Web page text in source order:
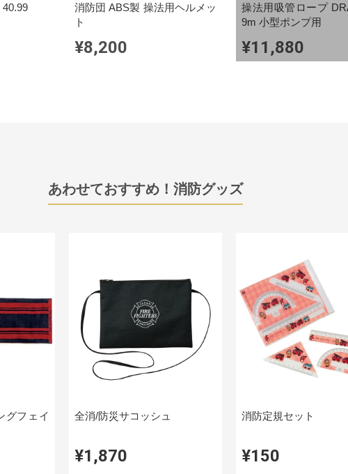
消防団 ABS製 操法用ヘルメッ
ト
¥8,200
操法用吸管ロープ
9m 小型ポンプ用
¥11,880
あわせておすすめ！消防グッズ
グフェイ
全消/防災サコッシュ
¥1,870
消防定規セット
¥150